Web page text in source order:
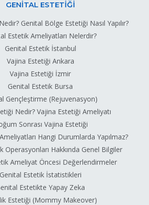
GENİTAL ESTETİĞİ
Genital Bölge Estetiği Nasıl Yapılır?
Estetik Ameliyatları Nelerdir?
Genital Estetik İstanbul
Vajina Estetiği Ankara
Vajina Estetiği İzmir
Genital Estetik Bursa
Gençleştirme (Rejuvenasyon)
Nedir? Vajina Estetiği Ameliyatı
Sonrası Vajina Estetiği
Hangi Durumlarda Yapılmaz?
Operasyonları Hakkında Genel Bilgiler
Ameliyat Öncesi Değerlendirmeler
Genital Estetik İstatistikleri
Estetikte Yapay Zeka
Estetiği (Mommy Makeover)